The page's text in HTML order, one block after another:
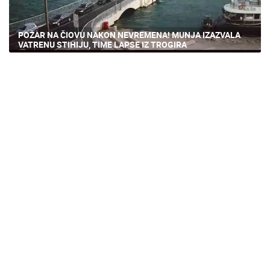
POŽAR NA ČIOVU NAKON NEVREMENA! MUNJA IZAZVALA
VATRENU STIHIJU, TIME LAPSE IZ TROGIRA